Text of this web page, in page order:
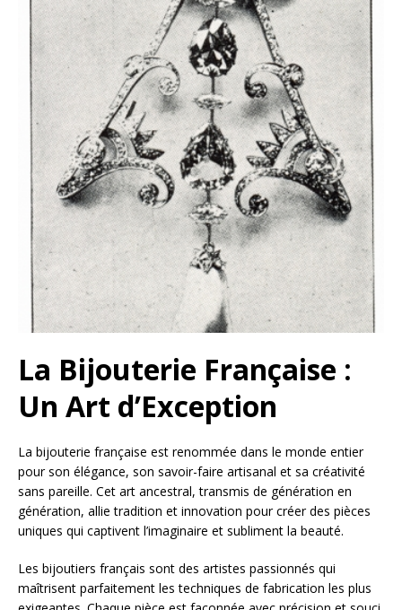
La Bijouterie Française :
Un Art d’Exception
La bijouterie française est renommée dans le monde entier
pour son élégance, son savoir-faire artisanal et sa créativité
sans pareille. Cet art ancestral, transmis de génération en
génération, allie tradition et innovation pour créer des pièces
uniques qui captivent l’imaginaire et subliment la beauté.
Les bijoutiers français sont des artistes passionnés qui
maîtrisent parfaitement les techniques de fabrication les plus